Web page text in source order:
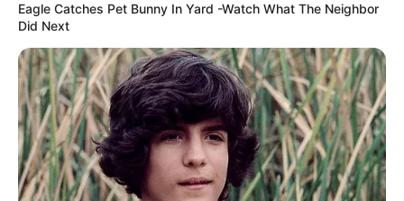
Eagle Catches Pet Bunny In Yard -Watch What The Neighbor
Did Next